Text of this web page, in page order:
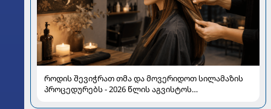
როდის შევიჭრათ თმა და მოვერიდოთ სილამაზის
პროცედურებს - 2026 წლის აგვისტოს